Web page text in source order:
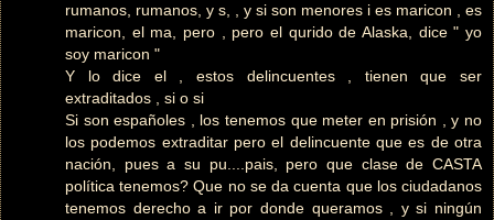
rumanos, rumanos, y s, , y si son menores i es maricon , es
maricon, el ma, pero , pero el qurido de Alaska, dice " yo
soy maricon "
Y lo dice el , estos delincuentes , tienen que ser
extraditados , si o si
Si son españoles , los tenemos que meter en prisión , y no
los podemos extraditar pero el delincuente que es de otra
nación, pues a su pu....pais, pero que clase de CASTA
política tenemos? Que no se da cuenta que los ciudadanos
tenemos derecho a ir por donde queramos , y si ningún